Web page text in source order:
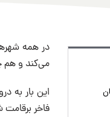
در همه
می‌کند و هم
این بار به
فاخر